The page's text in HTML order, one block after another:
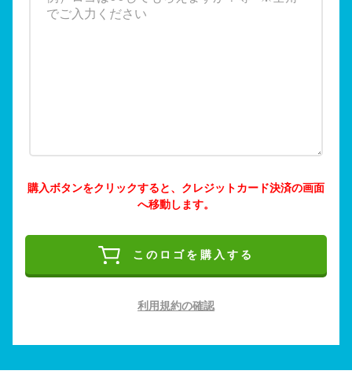
購入ボタンをクリックすると、クレジットカード決済の画面
へ移動します。
このロゴを購入する
利用規約の確認